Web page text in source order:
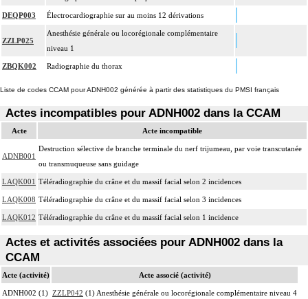
DEQP003 Électrocardiographie sur au moins 12 dérivations
ZZLP025
Anesthésie générale ou locorégionale complémentaire
niveau 1
ZBQK002 Radiographie du thorax
Liste de codes CCAM pour ADNH002 générée à partir des statistiques du PMSI français
Actes incompatibles pour ADNH002 dans la CCAM
Acte Acte incompatible
ADNB001
Destruction sélective de branche terminale du nerf trijumeau, par voie transcutanée
ou transmuqueuse sans guidage
LAQK001 Téléradiographie du crâne et du massif facial selon 2 incidences
LAQK008 Téléradiographie du crâne et du massif facial selon 3 incidences
LAQK012 Téléradiographie du crâne et du massif facial selon 1 incidence
Actes et activités associées pour ADNH002 dans la
CCAM
Acte (activité) Acte associé (activité)
ADNH002 (1) ZZLP042 (1) Anesthésie générale ou locorégionale complémentaire niveau 4